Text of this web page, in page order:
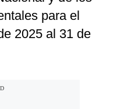
para el
2025 al 31 de